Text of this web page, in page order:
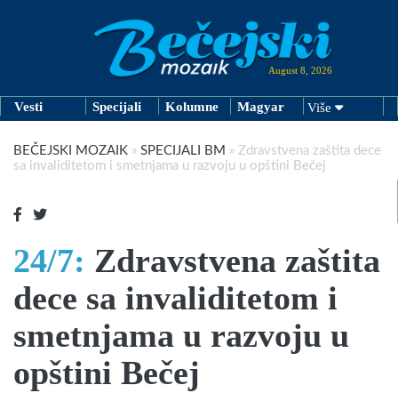
August 8, 2026
Vesti Specijali Kolumne Magyar Više
BEČEJSKI MOZAIK » SPECIJALI BM » Zdravstvena zaštita dece
sa invaliditetom i smetnjama u razvoju u opštini Bečej
24/7: Zdravstvena zaštita
dece sa invaliditetom i
smetnjama u razvoju u
opštini Bečej